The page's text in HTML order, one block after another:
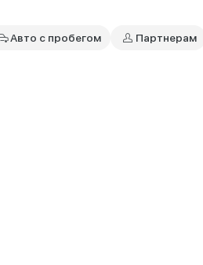
Авто с пробегом Партнерам